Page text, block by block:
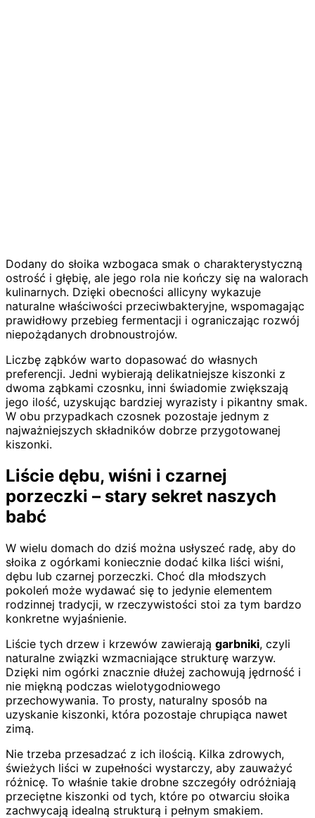
Dodany do słoika wzbogaca smak o charakterystyczną
ostrość i głębię, ale jego rola nie kończy się na walorach
kulinarnych. Dzięki obecności allicyny wykazuje
naturalne właściwości przeciwbakteryjne, wspomagając
prawidłowy przebieg fermentacji i ograniczając rozwój
niepożądanych drobnoustrojów.
Liczbę ząbków warto dopasować do własnych
preferencji. Jedni wybierają delikatniejsze kiszonki z
dwoma ząbkami czosnku, inni świadomie zwiększają
jego ilość, uzyskując bardziej wyrazisty i pikantny smak.
W obu przypadkach czosnek pozostaje jednym z
najważniejszych składników dobrze przygotowanej
kiszonki.
Liście dębu, wiśni i czarnej
porzeczki – stary sekret naszych
babć
W wielu domach do dziś można usłyszeć radę, aby do
słoika z ogórkami koniecznie dodać kilka liści wiśni,
dębu lub czarnej porzeczki. Choć dla młodszych
pokoleń może wydawać się to jedynie elementem
rodzinnej tradycji, w rzeczywistości stoi za tym bardzo
konkretne wyjaśnienie.
Liście tych drzew i krzewów zawierają garbniki, czyli
naturalne związki wzmacniające strukturę warzyw.
Dzięki nim ogórki znacznie dłużej zachowują jędrność i
nie miękną podczas wielotygodniowego
przechowywania. To prosty, naturalny sposób na
uzyskanie kiszonki, która pozostaje chrupiąca nawet
zimą.
Nie trzeba przesadzać z ich ilością. Kilka zdrowych,
świeżych liści w zupełności wystarczy, aby zauważyć
różnicę. To właśnie takie drobne szczegóły odróżniają
przeciętne kiszonki od tych, które po otwarciu słoika
zachwycają idealną strukturą i pełnym smakiem.